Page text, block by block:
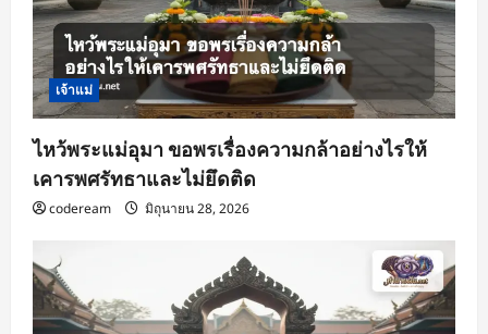
o
n
เจ้าแม่
ไหว้พระแม่อุมา ขอพรเรื่องความกล้าอย่างไรให้
เคารพศรัทธาและไม่ยึดติด
codeream มิถุนายน 28, 2026